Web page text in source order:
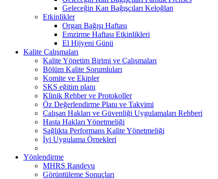
Geleceğin Kan Bağışçıları Keloğlan
Etkinlikler
Organ Bağışı Haftası
Emzirme Haftası Etkinlikleri
El Hijyeni Günü
Kalite Çalışmaları
Kalite Yönetim Birimi ve Çalışmaları
Bölüm Kalite Sorumluları
Komite ve Ekipler
SKS eğitim planı
Klinik Rehber ve Protokoller
Öz Değerlendirme Planı ve Takvimi
Çalışan Hakları ve Güvenliği Uygulamaları Rehberi
Hasta Hakları Yönetmeliği
Sağlıkta Performans Kalite Yönetmeliği
İyi Uygulama Örnekleri
Yönlendirme
MHRS Randevu
Görüntüleme Sonuçları